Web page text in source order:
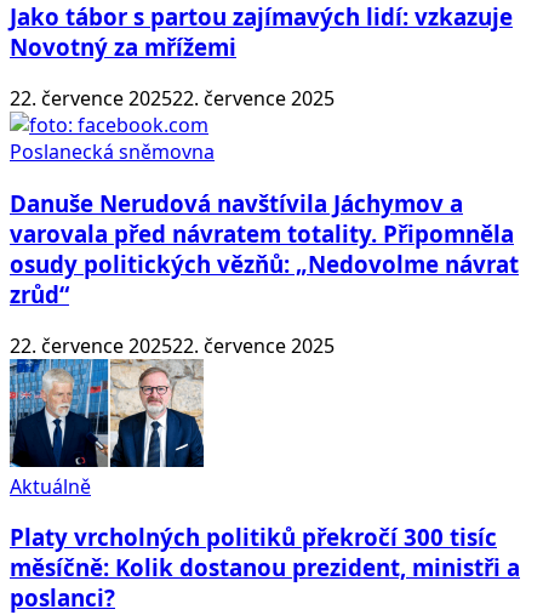
Jako tábor s partou zajímavých lidí: vzkazuje
Novotný za mřížemi
22. července 202522. července 2025
Poslanecká sněmovna
Danuše Nerudová navštívila Jáchymov a
varovala před návratem totality. Připomněla
osudy politických vězňů: „Nedovolme návrat
zrůd“
22. července 202522. července 2025
Aktuálně
Platy vrcholných politiků překročí 300 tisíc
měsíčně: Kolik dostanou prezident, ministři a
poslanci?